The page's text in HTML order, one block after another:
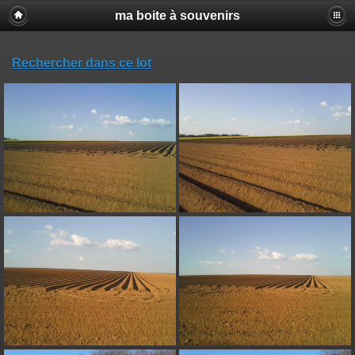
ma boite à souvenirs
Rechercher dans ce lot